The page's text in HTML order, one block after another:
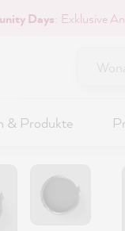
Days: Exklusive
& Produkte